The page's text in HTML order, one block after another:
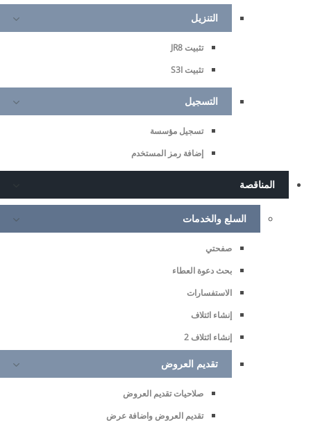
التنزيل
تثبيت JR8
تثبيت S3I
التسجيل
تسجيل مؤسسة
إضافة رمز المستخدم
المناقصة
السلع والخدمات
صفحتي
بحث دعوة العطاء
الاستفسارات
إنشاء ائتلاف
إنشاء ائتلاف 2
تقديم العروض
صلاحيات تقديم العروض
تقديم العروض واضافة عرض